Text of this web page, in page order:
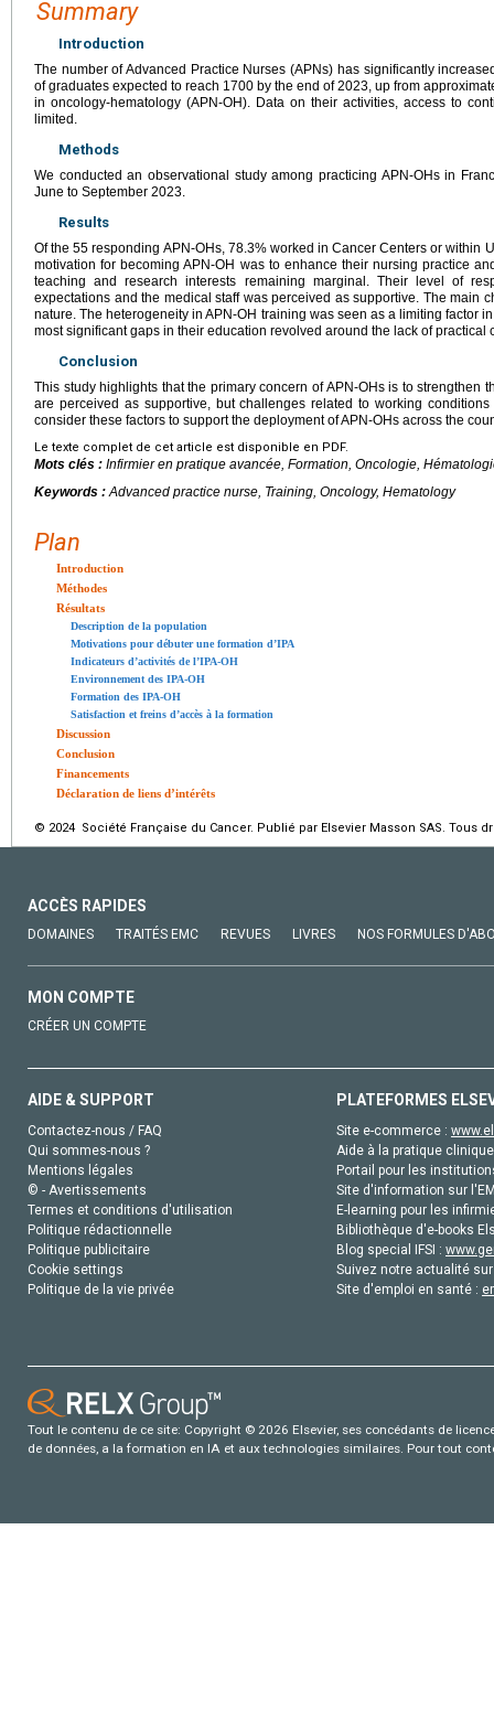
Summary
Introduction
The number of Advanced Practice Nurses (APNs) has significantly
of graduates expected to reach 1700 by the end of 2023, up from
in oncology-hematology (APN-OH). Data on their activities, access to
limited.
Methods
We conducted an observational study among practicing APN-OHs in
June to September 2023.
Results
Of the 55 responding APN-OHs, 78.3% worked in Cancer Centers or within
motivation for becoming APN-OH was to enhance their nursing practice
teaching and research interests remaining marginal. Their level of
expectations and the medical staff was perceived as supportive. The main
nature. The heterogeneity in APN-OH training was seen as a limiting factor
most significant gaps in their education revolved around the lack of practical
Conclusion
This study highlights that the primary concern of APN-OHs is to strengthen
are perceived as supportive, but challenges related to working
consider these factors to support the deployment of APN-OHs across the
Le texte complet de cet article est disponible en PDF.
Mots clés : Infirmier en pratique avancée, Formation, Oncologie,
Keywords : Advanced practice nurse, Training, Oncology, Hematology
Plan
Introduction
Méthodes
Résultats
Description de la population
Motivations pour débuter une formation d’IPA
Indicateurs d’activités de l’IPA-OH
Environnement des IPA-OH
Formation des IPA-OH
Satisfaction et freins d’accès à la formation
Discussion
Conclusion
Financements
Déclaration de liens d’intérêts
© 2024 Société Française du Cancer. Publié par Elsevier Masson SAS. Tous
ACCÈS RAPIDES
DOMAINES TRAITÉS EMC REVUES LIVRES NOS FORMULES
MON COMPTE
CRÉER UN COMPTE
AIDE & SUPPORT
Contactez-nous / FAQ
Qui sommes-nous ?
Mentions légales
© - Avertissements
Termes et conditions d'utilisation
Politique rédactionnelle
Politique publicitaire
Cookie settings
Politique de la vie privée
PLATEFORMES
Site e-commerce :
Aide à la pratique
Portail pour les
Site d'information sur
E-learning pour les
Bibliothèque d'e-books
Blog special IFSI :
Suivez notre actualité
Site d'emploi en santé :
Tout le contenu de ce site: Copyright © 2026 Elsevier, ses concédants de
de données, a la formation en IA et aux technologies similaires. Pour tout